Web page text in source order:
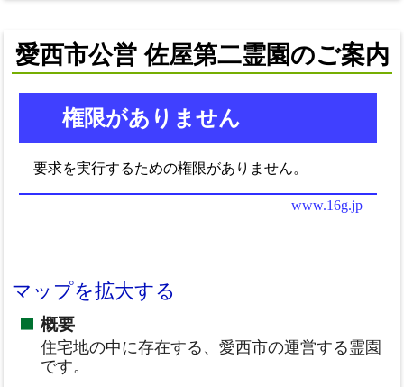
愛西市公営 佐屋第二霊園のご案内
マップを拡大する
概要
住宅地の中に存在する、愛西市の運営する霊園
です。